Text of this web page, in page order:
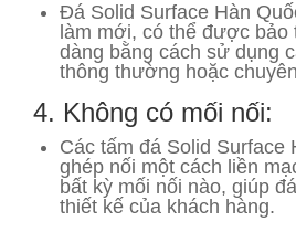
Đá Solid Surface Hàn
làm mới, có thể được
dàng bằng cách sử dụng
thông thường hoặc
4. Không có mối nối:
Các tấm đá Solid Surface
ghép nối một cách liền
bất kỳ mối nối nào, giúp
thiết kế của khách hàng.